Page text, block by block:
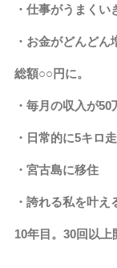
・仕事がうまく
・お金がどんど
総額○○円に。
・毎月の収入が50
・日常的に5キロ
・宮古島に移住
・誇れる私を叶
10年目。30回以上